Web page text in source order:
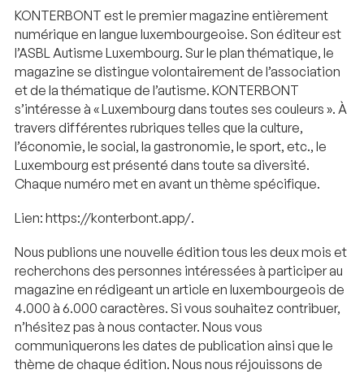
KONTERBONT est le premier magazine entièrement
numérique en langue luxembourgeoise. Son éditeur est
l’ASBL Autisme Luxembourg. Sur le plan thématique, le
magazine se distingue volontairement de l’association
et de la thématique de l’autisme. KONTERBONT
s’intéresse à « Luxembourg dans toutes ses couleurs ». À
travers différentes rubriques telles que la culture,
l’économie, le social, la gastronomie, le sport, etc., le
Luxembourg est présenté dans toute sa diversité.
Chaque numéro met en avant un thème spécifique.
Lien: https://konterbont.app/.
Nous publions une nouvelle édition tous les deux mois et
recherchons des personnes intéressées à participer au
magazine en rédigeant un article en luxembourgeois de
4.000 à 6.000 caractères. Si vous souhaitez contribuer,
n’hésitez pas à nous contacter. Nous vous
communiquerons les dates de publication ainsi que le
thème de chaque édition. Nous nous réjouissons de